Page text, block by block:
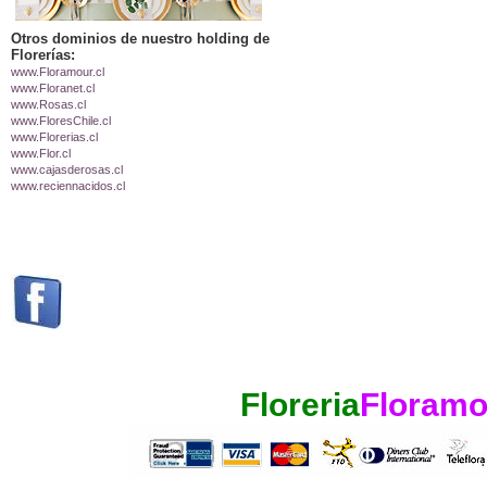
Otros dominios de nuestro holding de
Florerías:
www.Floramour.cl
www.Floranet.cl
www.Rosas.cl
www.FloresChile.cl
www.Florerias.cl
www.Flor.cl
www.cajasderosas.cl
www.reciennacidos.cl
Floreria